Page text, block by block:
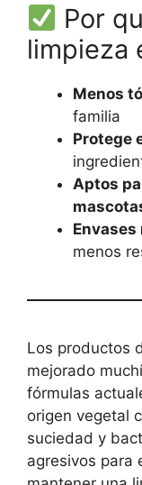
Por
limpieza
Menos
familia
Protege
Aptos
menos
Los productos
mejorado
fórmulas
origen vegetal
suciedad y
agresivos para